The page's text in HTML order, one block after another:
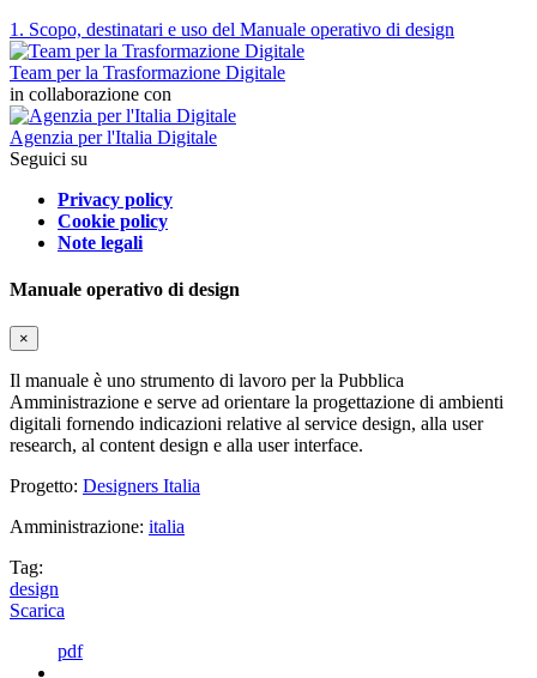
1. Scopo, destinatari e uso del Manuale operativo di design
Team per la Trasformazione Digitale
in collaborazione con
Agenzia per l'Italia Digitale
Seguici su
Privacy policy
Cookie policy
Note legali
Manuale operativo di design
×
Il manuale è uno strumento di lavoro per la Pubblica
Amministrazione e serve ad orientare la progettazione di ambienti
digitali fornendo indicazioni relative al service design, alla user
research, al content design e alla user interface.
Progetto: Designers Italia
Amministrazione: italia
Tag:
design
Scarica
pdf